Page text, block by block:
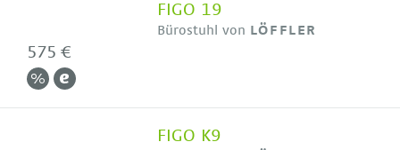
FIGO 19
Bürostuhl von LÖFFLER
575 €
FIGO K9